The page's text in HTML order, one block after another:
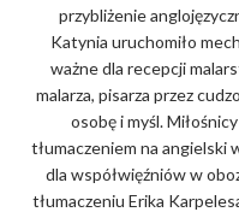
przybliżenie
Katynia uruchomiło
ważne dla recepcji
malarza, pisarza przez
osobę i myśl.
tłumaczeniem na angielski
dla współwięźniów w
tłumaczeniu Erika